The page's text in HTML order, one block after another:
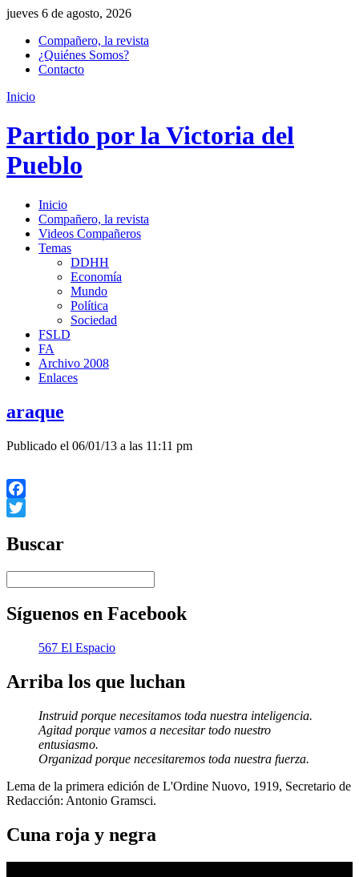
jueves 6 de agosto, 2026
Compañero, la revista
¿Quiénes Somos?
Contacto
Inicio
Partido por la Victoria del
Pueblo
Inicio
Compañero, la revista
Videos Compañeros
Temas
DDHH
Economía
Mundo
Política
Sociedad
FSLD
FA
Archivo 2008
Enlaces
araque
Publicado el 06/01/13 a las 11:11 pm
Facebook
Buscar
Síguenos en Facebook
567 El Espacio
Arriba los que luchan
Instruid porque necesitamos toda nuestra inteligencia.
Agitad porque vamos a necesitar todo nuestro
entusiasmo.
Organizad porque necesitaremos toda nuestra fuerza.
Lema de la primera edición de L'Ordine Nuovo, 1919, Secretario de
Redacción: Antonio Gramsci.
Cuna roja y negra